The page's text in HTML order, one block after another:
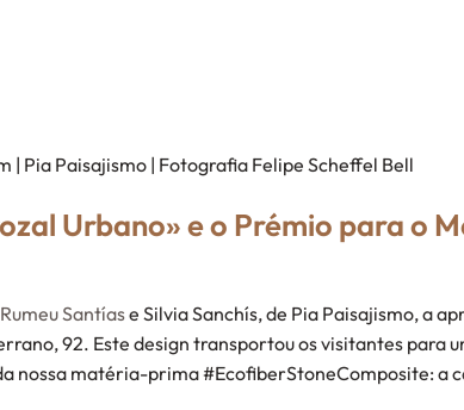
| Pia Paisajismo | Fotografia Felipe Scheffel Bell
Urbano» e o Prémio para o
Santíase Silvia Sanchís, de Pia Paisajismo, a
92. Este design transportou os visitantes para
nossa matéria-prima #EcofiberStoneComposite: a